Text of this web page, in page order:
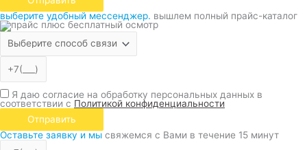
выберите удобный мессенджер. вышлем полный прайс-каталог
Я даю согласие на обработку персональных данных в
соответствии с Политикой конфиденциальности
Отправить
Оставьте заявку и мы свяжемся с Вами в течение 15 минут